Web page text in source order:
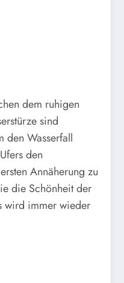
dem ruhigen
sind
den Wasserfall
den
Annäherung zu
die Schönheit der
wird immer wieder